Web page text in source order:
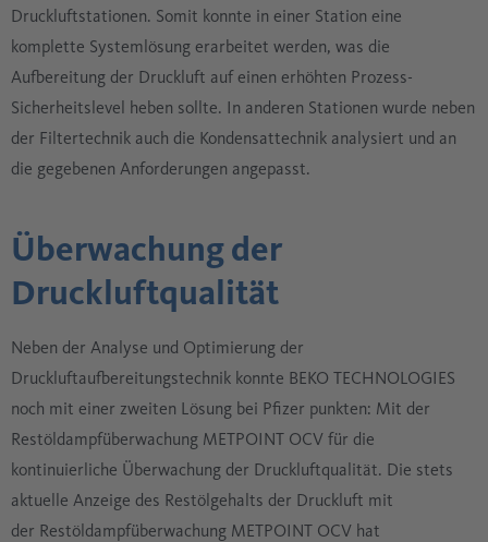
Druckluftstationen. Somit konnte in einer Station eine
komplette Systemlösung erarbeitet werden, was die
Aufbereitung der Druckluft auf einen erhöhten Prozess-
Sicherheitslevel heben sollte. In anderen Stationen wurde neben
der Filtertechnik auch die Kondensattechnik analysiert und an
die gegebenen Anforderungen angepasst.
Überwachung der
Druckluftqualität
Neben der Analyse und Optimierung der
Druckluftaufbereitungstechnik konnte BEKO TECHNOLOGIES
noch mit einer zweiten Lösung bei Pfizer punkten: Mit der
Restöldampfüberwachung METPOINT OCV für die
kontinuierliche Überwachung der Druckluftqualität. Die stets
aktuelle Anzeige des Restölgehalts der Druckluft mit
der Restöldampfüberwachung METPOINT OCV hat